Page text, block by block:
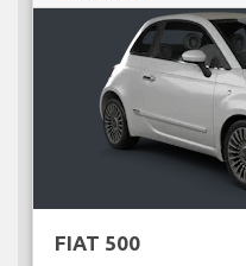
FIAT 500